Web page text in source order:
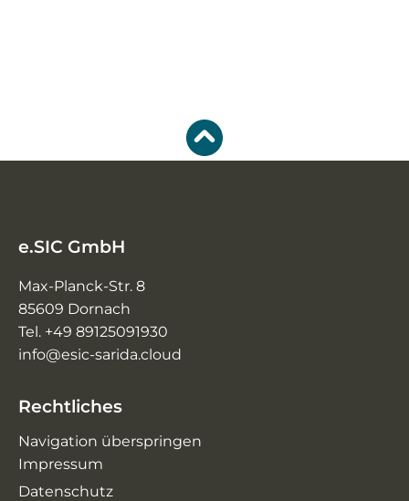
e.SIC GmbH
Max-Planck-Str. 8
85609 Dornach
Tel. +49 89125091930
info@esic-sarida.cloud
Rechtliches
Navigation überspringen
Impressum
Datenschutz